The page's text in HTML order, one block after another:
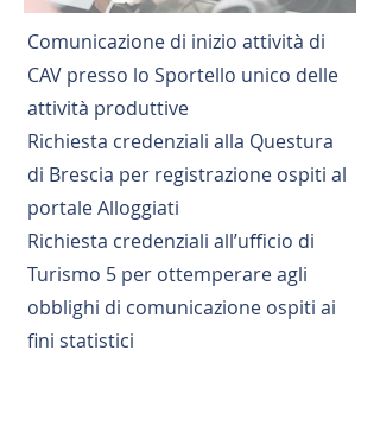
Comunicazione di inizio attività di
CAV presso lo Sportello unico delle
attività produttive
Richiesta credenziali alla Questura
di Brescia per registrazione ospiti al
portale Alloggiati
Richiesta credenziali all’ufficio di
Turismo 5 per ottemperare agli
obblighi di comunicazione ospiti ai
fini statistici